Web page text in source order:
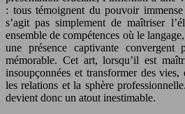
: tous témoignent du pouvoir
s’agit pas simplement de maîtriser
ensemble de compétences où le
une présence captivante convergent
mémorable. Cet art, lorsqu’il est
insoupçonnées et transformer des
les relations et la sphère
devient donc un atout inestimable.